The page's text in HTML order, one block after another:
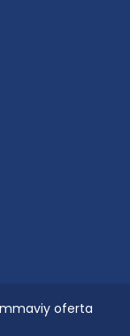
oferta